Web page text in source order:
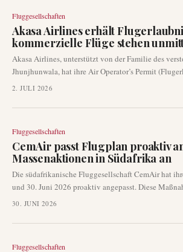
Fluggesellschaften
Akasa Airlines erhält
kommerzielle Flüge stehen
Akasa Airlines, unterstützt von der Familie des
Jhunjhunwala, hat ihre Air Operator’s Permit
indischen Generaldirektion für Zivilluftfahrt (DGCA)
Weg zur Aufnahme des kommerziellen
und Compliance-Prüfungen.
2. JULI 2026
Fluggesellschaften
CemAir passt Flugplan proaktiv
Massenaktionen in Südafrika an
Die südafrikanische Fluggesellschaft CemAir hat
und 30. Juni 2026 proaktiv angepasst. Diese
erwartete Massenaktionen, die den Betrieb im
Reiseunterbrechungen zu minimieren.
30. JUNI 2026
Fluggesellschaften